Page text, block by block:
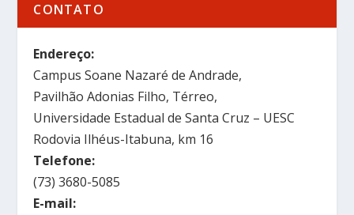
CONTATO
Endereço:
Campus Soane Nazaré de Andrade,
Pavilhão Adonias Filho, Térreo,
Universidade Estadual de Santa Cruz – UESC
Rodovia Ilhéus-Itabuna, km 16
Telefone:
(73) 3680-5085
E-mail: